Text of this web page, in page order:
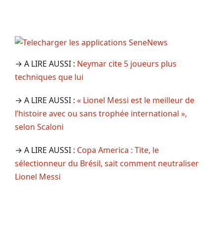
→ A LIRE AUSSI : Neymar cite 5 joueurs plus
techniques que lui
→ A LIRE AUSSI : « Lionel Messi est le meilleur de
l’histoire avec ou sans trophée international »,
selon Scaloni
→ A LIRE AUSSI : Copa America : Tite, le
sélectionneur du Brésil, sait comment neutraliser
Lionel Messi